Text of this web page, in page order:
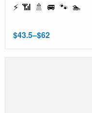
⚡ 📶 🚿 🚐 🐾 🏊
$43.5–$62